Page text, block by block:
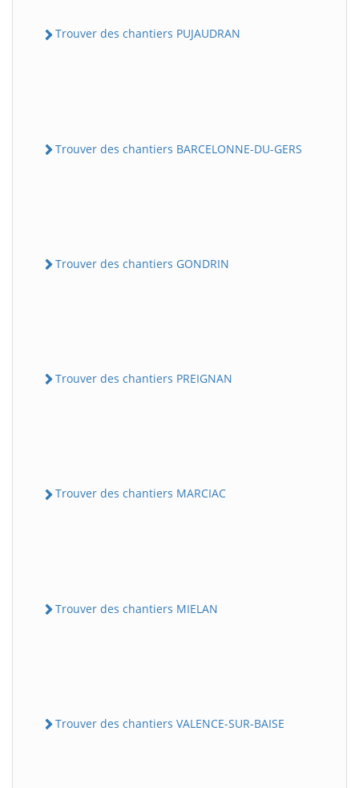
Trouver des chantiers PUJAUDRAN
Trouver des chantiers BARCELONNE-DU-GERS
Trouver des chantiers GONDRIN
Trouver des chantiers PREIGNAN
Trouver des chantiers MARCIAC
Trouver des chantiers MIELAN
Trouver des chantiers VALENCE-SUR-BAISE